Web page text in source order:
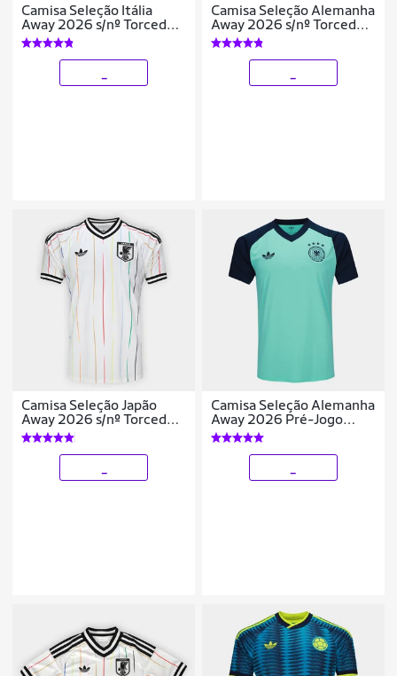
Camisa Seleção Itália
Away 2026 s/nº Torcedor
Adidas Originals
Masculina
Camisa Seleção Alemanha
Away 2026 s/nº Torcedor
Adidas Originals
Masculina
Camisa Seleção Japão
Away 2026 s/nº Torcedor
Adidas Originals
Masculina
Camisa Seleção Alemanha
Away 2026 Pré-Jogo
Adidas Originals
Masculina